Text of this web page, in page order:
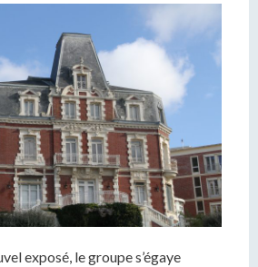
exposé, le groupe s’égaye